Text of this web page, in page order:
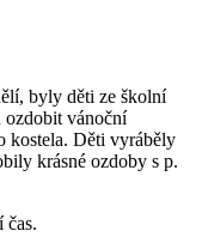
byly děti ze školní
vánoční
kostela. Děti vyráběly
krásné ozdoby s p.
čas.